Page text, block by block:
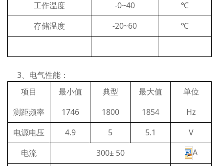
工作温度
-0~40
℃
存储温度
-20~60 ℃
3、电气性能：
项目
最小值 典型 最大值
单位
测距频率
1746 1800 1854
Hz
电源电压
4.9 5 5.1
V
电流
300± 50
A